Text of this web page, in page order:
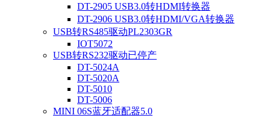
DT-2905 USB3.0转HDMI转换器
DT-2906 USB3.0转HDMI/VGA转换器
USB转RS485驱动PL2303GR
IOT5072
USB转RS232驱动已停产
DT-5024A
DT-5020A
DT-5010
DT-5006
MINI 06S蓝牙适配器5.0